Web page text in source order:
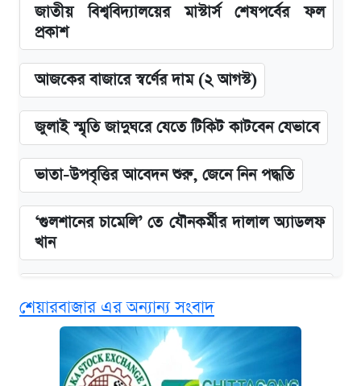
জাতীয় বিশ্ববিদ্যালয়ের মাস্টার্স শেষপর্বের ফল
প্রকাশ
আজকের বাজারে স্বর্ণের দাম (২ আগস্ট)
জুলাই স্মৃতি জাদুঘরে যেতে টিকিট কাটবেন যেভাবে
ভাতা-উপবৃত্তির আবেদন শুরু, জেনে নিন পদ্ধতি
‘গুলশানের চামেলি’ তে যৌনকর্মীর দালাল অ্যাডলফ
খান
দাম ও ফিচার
কবে শুরু হচ্ছে ঢাবির ভর্তি আবেদন, জানাল কর্তৃপক্ষ
শেয়ারবাজার এর অন্যান্য সংবাদ